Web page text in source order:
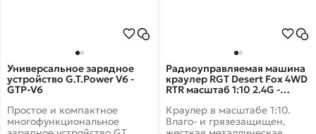
Универсальное зарядное
устройство G.T.Power V6 -
GTP-V6
Простое и компактное
многофункциональное
Радиоуправляемая машина
краулер RGT Desert Fox 4WD
RTR масштаб 1:10 2.4G -
Краулер в масштабе 1:10.
Влаго- и грязезащищен,